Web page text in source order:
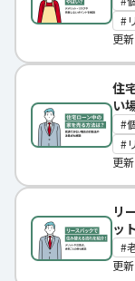
更
住
い
更
リ
ッ
更